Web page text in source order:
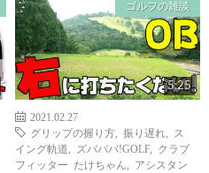
ゴルフの雑談
5:25
2021.02.27
グリップの握り方
振り遅れ
ス
イング軌道
ズバババ!GOLF, クラブ
フィッター たけちゃん
アシスタン